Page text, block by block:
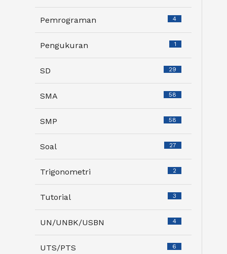
Pemrograman 4
Pengukuran 1
SD 29
SMA 58
SMP 58
Soal 27
Trigonometri 2
Tutorial 3
UN/UNBK/USBN 4
UTS/PTS 6